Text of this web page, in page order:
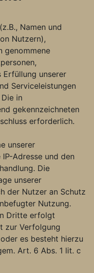
Namen und
Nutzern),
genommene
Erfüllung unserer
Serviceleistungen
in
gekennzeichneten
erforderlich.
unserer
Adresse und den
Die
unserer
der Nutzer an Schutz
Nutzung.
Dritte erfolgt
zur Verfolgung
es besteht hierzu
Art. 6 Abs. 1 lit. c